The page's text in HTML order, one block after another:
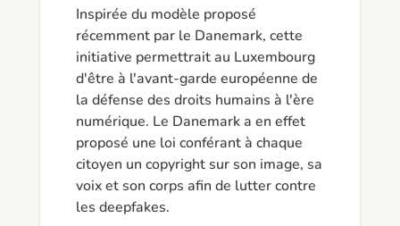
Inspirée du modèle proposé
récemment par le Danemark, cette
initiative permettrait au Luxembourg
d'être à l'avant-garde européenne de
la défense des droits humains à l'ère
numérique. Le Danemark a en effet
proposé une loi conférant à chaque
citoyen un copyright sur son image, sa
voix et son corps afin de lutter contre
les deepfakes.